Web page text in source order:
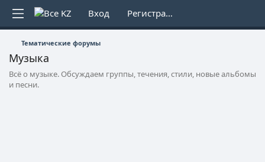
Вход Регистрация
Тематические форумы
Музыка
Всё о музыке. Обсуждаем группы, течения, стили, новые альбомы
и песни.